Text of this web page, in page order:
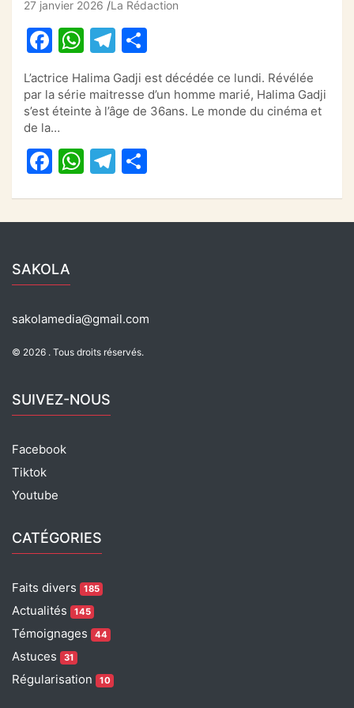
27 janvier 2026 La Rédaction
F
c
e
b
o
o
k
W
at
s
A
p
p
T
e
gr
a
m
ta
g
L’actrice Halima Gadji est décédée ce lundi. Révélée
par la série maitresse d’un homme marié, Halima Gadji
s’est éteinte à l’âge de 36ans. Le monde du cinéma et
de la…
F
b
o
o
W
p
T
SAKOLA
sakolamedia@gmail.com
© 2026 . Tous droits réservés.
SUIVEZ-NOUS
Facebook
Tiktok
Youtube
CATÉGORIES
Faits divers 185
Actualités 145
Témoignages 44
Astuces 31
Régularisation 10